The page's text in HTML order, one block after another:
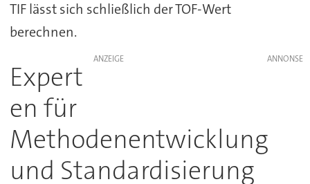
TIF lässt sich schließlich der TOF-Wert
berechnen.
ANZEIGE
Expert
en für
Methodenentwicklung
und Standardisierung